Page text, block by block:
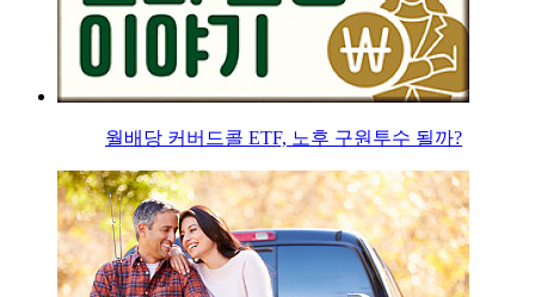
월배당 커버드콜 ETF, 노후 구원투수 될까?